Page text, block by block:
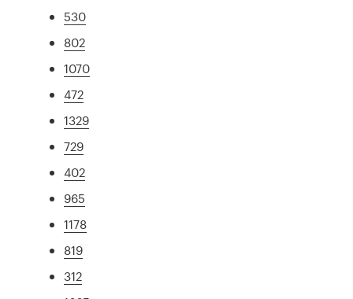
530
802
1070
472
1329
729
402
965
1178
819
312